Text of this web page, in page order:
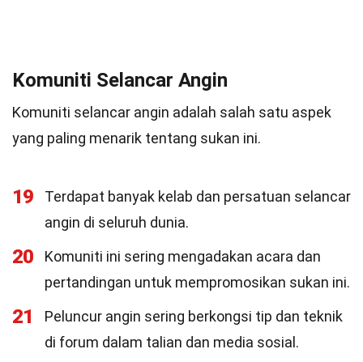
Komuniti Selancar Angin
Komuniti selancar angin adalah salah satu aspek
yang paling menarik tentang sukan ini.
19
Terdapat banyak kelab dan persatuan selancar
angin di seluruh dunia.
20
Komuniti ini sering mengadakan acara dan
pertandingan untuk mempromosikan sukan ini.
21
Peluncur angin sering berkongsi tip dan teknik
di forum dalam talian dan media sosial.